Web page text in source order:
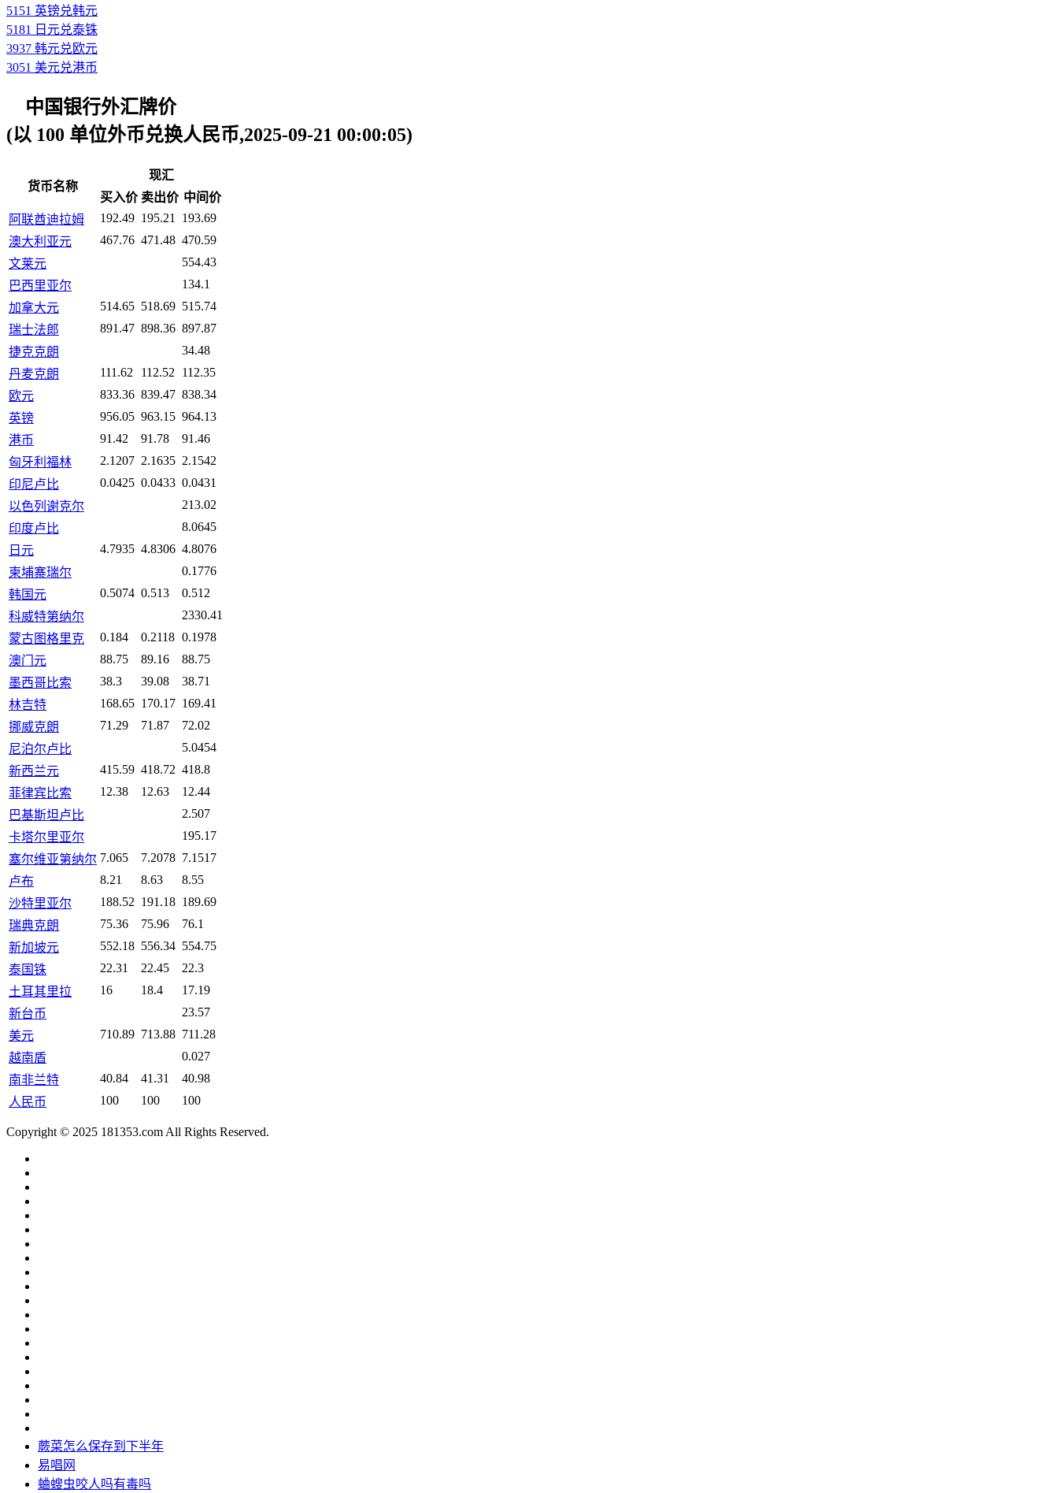
5151 英镑兑韩元
5181 日元兑泰铢
3937 韩元兑欧元
3051 美元兑港币
中国银行外汇牌价
(以 100 单位外币兑换人民币,2025-09-21 00:00:05)
货币名称
现汇
买入价 卖出价 中间价
阿联酋迪拉姆
192.49 195.21
193.69
澳大利亚元
467.76 471.48 470.59
文莱元
554.43
巴西里亚尔
134.1
加拿大元
514.65 518.69 515.74
瑞士法郎
891.47 898.36 897.87
捷克克朗
34.48
丹麦克朗
111.62 112.52
112.35
欧元
833.36 839.47 838.34
英镑
956.05 963.15 964.13
港币
91.42 91.78
91.46
匈牙利福林
2.1207 2.1635 2.1542
印尼卢比
0.0425 0.0433 0.0431
以色列谢克尔
213.02
印度卢比
8.0645
日元
4.7935 4.8306 4.8076
柬埔寨瑞尔
0.1776
韩国元
0.5074 0.513
0.512
科威特第纳尔
2330.41
蒙古图格里克
0.184 0.2118 0.1978
澳门元
88.75 89.16
88.75
墨西哥比索
38.3 39.08
38.71
林吉特
168.65 170.17 169.41
挪威克朗
71.29 71.87
72.02
尼泊尔卢比
5.0454
新西兰元
415.59 418.72 418.8
菲律宾比索
12.38 12.63
12.44
巴基斯坦卢比
2.507
卡塔尔里亚尔
195.17
塞尔维亚第纳尔 7.065 7.2078 7.1517
卢布
8.21 8.63
8.55
沙特里亚尔
188.52 191.18 189.69
瑞典克朗
75.36 75.96
76.1
新加坡元
552.18 556.34 554.75
泰国铢
22.31 22.45
22.3
土耳其里拉
16 18.4
17.19
新台币
23.57
美元
710.89 713.88 711.28
越南盾
0.027
南非兰特
40.84 41.31
40.98
人民币
100 100 100
Copyright © 2025 181353.com All Rights Reserved.
蕨菜怎么保存到下半年
易唱网
蛐螋虫咬人吗有毒吗